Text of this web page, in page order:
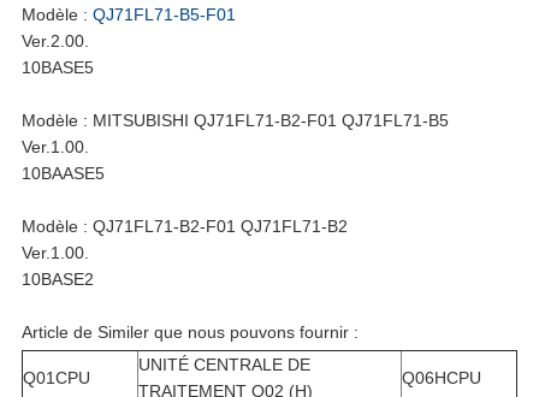
Modèle : QJ71FL71-B5-F01
Ver.2.00.
10BASE5
Modèle : MITSUBISHI QJ71FL71-B2-F01 QJ71FL71-B5
Ver.1.00.
10BAASE5
Modèle : QJ71FL71-B2-F01 QJ71FL71-B2
Ver.1.00.
10BASE2
Article de Similer que nous pouvons fournir :
Q01CPU
UNITÉ CENTRALE DE
TRAITEMENT Q02 (H)
Q06HCPU